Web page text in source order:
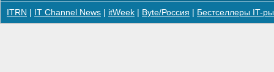
ITRN IT Channel News itWeek Byte/Россия Бестселлеры IT-